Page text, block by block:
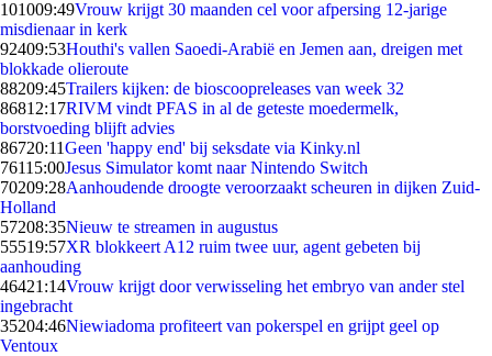
101009:49Vrouw krijgt 30 maanden cel voor afpersing 12-jarige
misdienaar in kerk
92409:53Houthi's vallen Saoedi-Arabië en Jemen aan, dreigen met
blokkade olieroute
88209:45Trailers kijken: de bioscoopreleases van week 32
86812:17RIVM vindt PFAS in al de geteste moedermelk,
borstvoeding blijft advies
86720:11Geen 'happy end' bij seksdate via Kinky.nl
76115:00Jesus Simulator komt naar Nintendo Switch
70209:28Aanhoudende droogte veroorzaakt scheuren in dijken Zuid-
Holland
57208:35Nieuw te streamen in augustus
55519:57XR blokkeert A12 ruim twee uur, agent gebeten bij
aanhouding
46421:14Vrouw krijgt door verwisseling het embryo van ander stel
ingebracht
35204:46Niewiadoma profiteert van pokerspel en grijpt geel op
Ventoux